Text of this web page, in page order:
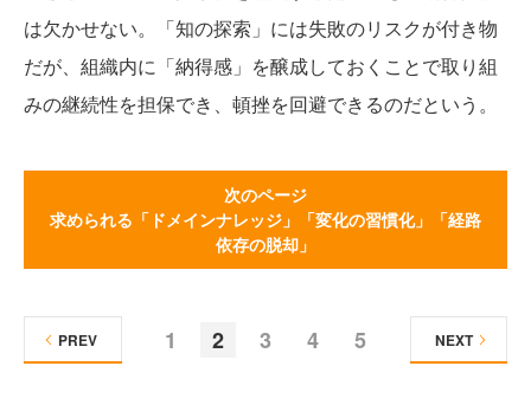
は欠かせない。「知の探索」には失敗のリスクが付き物
だが、組織内に「納得感」を醸成しておくことで取り組
みの継続性を担保でき、頓挫を回避できるのだという。
次のページ
求められる「ドメインナレッジ」「変化の習慣化」「経路
依存の脱却」
1 2 3 4 5
PREV NEXT